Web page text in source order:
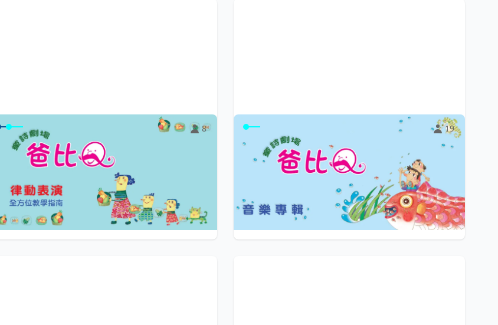
8
童詩劇場《爸比Q》律動表演～全方
位教學指南
豐富精采的童詩音樂，活潑動人的律動舞蹈，帶來家庭親
子親密互動與歡樂，是專為辛苦父親準備的最...
小陽光e學園 $199
19
童詩劇場《爸比Q》音樂專輯
《童詩劇場～爸比Q》由9首創作童謠與1首重新編曲的古
典詩歌〈天父世界〉組成，結合童詩、朗誦...
小陽光e學園 $0